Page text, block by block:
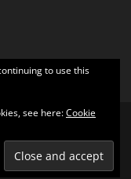
από
to use this
see here:Cookie